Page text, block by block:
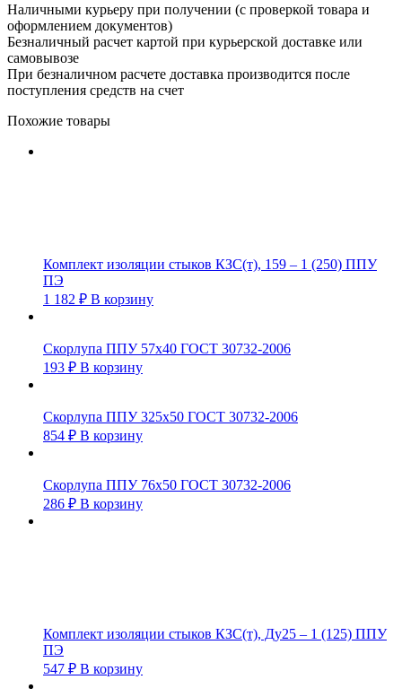
Наличными курьеру при получении (с проверкой товара и
оформлением документов)
Безналичный расчет картой при курьерской доставке или
самовывозе
При безналичном расчете доставка производится после
поступления средств на счет
Похожие товары
Комплект изоляции стыков КЗС(т), 159 – 1 (250) ППУ
ПЭ
1 182 ₽ В корзину
Скорлупа ППУ 57х40 ГОСТ 30732-2006
193 ₽ В корзину
Скорлупа ППУ 325х50 ГОСТ 30732-2006
854 ₽ В корзину
Скорлупа ППУ 76х50 ГОСТ 30732-2006
286 ₽ В корзину
Комплект изоляции стыков КЗС(т), Ду25 – 1 (125) ППУ
ПЭ
547 ₽ В корзину